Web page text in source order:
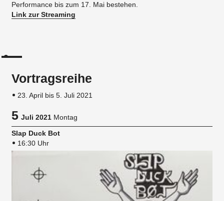
Performance bis zum 17. Mai bestehen.
Link zur Streaming
Vortragsreihe
23. April bis 5. Juli 2021
5Juli 2021 Montag
Slap Duck Bot
16:30 Uhr